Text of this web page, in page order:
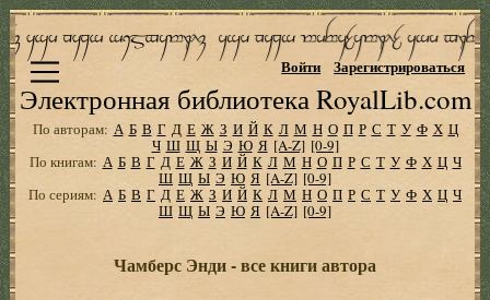
Электронная библиотека RoyalLib.com
Войти Зарегистрироваться
По авторам: А Б В Г Д Е Ж З И Й К Л М Н О П Р С Т У Ф Х Ц
Ч Ш Щ Ы Э Ю Я [A-Z] [0-9]
По книгам: А Б В Г Д Е Ж З И Й К Л М Н О П Р С Т У Ф Х Ц Ч
Ш Щ Ы Э Ю Я [A-Z] [0-9]
По сериям: А Б В Г Д Е Ж З И Й К Л М Н О П Р С Т У Ф Х Ц Ч
Ш Щ Ы Э Ю Я [A-Z] [0-9]
Чамберс Энди - все книги автора